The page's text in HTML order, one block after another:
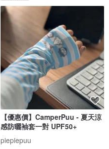
【優惠價】CamperPuu - 夏天涼
感防曬袖套一對 UPF50+
piepiepuu